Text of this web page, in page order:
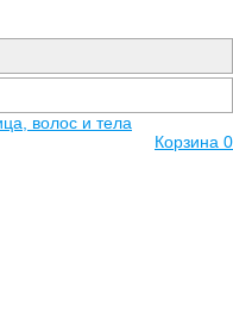
Корзина 0